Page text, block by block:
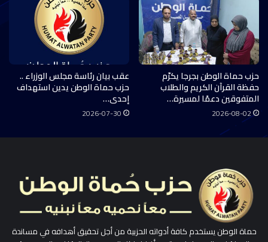
حزب حماة الوطن بجرجا يكرّم
حفظة القرآن الكريم والطلاب
المتفوقين دعمًا لمسيرة…
2026-08-02
عقب بيان رئاسة مجلس الوزراء ..
حزب حماة الوطن يدين استهداف
إحدى…
2026-07-30
حماة الوطن يستخدم كافة أدواته الحزبية من أجل تحقيق أهدافه في مساندة